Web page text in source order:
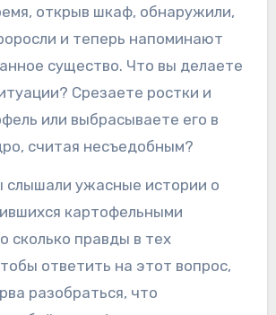
открыв шкаф, обнаружили,
и теперь напоминают
существо. Что вы делаете
Срезаете ростки и
или выбрасываете его в
считая несъедобным?
слышали ужасные истории о
картофельными
сколько правды в тех
ответить на этот вопрос,
разобраться, что